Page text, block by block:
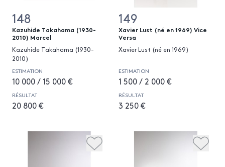
148
Kazuhide Takahama (1930-
2010) Marcel
Kazuhide Takahama (1930-
2010)
ESTIMATION
10 000 / 15 000 €
RÉSULTAT
20 800 €
149
Xavier Lust (né en 1969) Vice
Versa
Xavier Lust (né en 1969)
ESTIMATION
1 500 / 2 000 €
RÉSULTAT
3 250 €